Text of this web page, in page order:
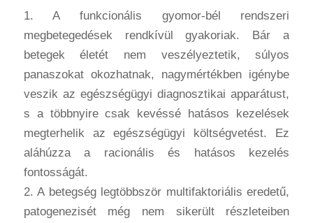
1. A funkcionális gyomor-bél rendszeri
megbetegedések rendkívül gyakoriak. Bár a
betegek életét nem veszélyeztetik, súlyos
panaszokat okozhatnak, nagymértékben igénybe
veszik az egészségügyi diagnosztikai apparátust,
s a többnyire csak kevéssé hatásos kezelések
megterhelik az egészségügyi költségvetést. Ez
aláhúzza a racionális és hatásos kezelés
fontosságát.
2. A betegség legtöbbször multifaktoriális eredetű,
patogenezisét még nem sikerült részleteiben